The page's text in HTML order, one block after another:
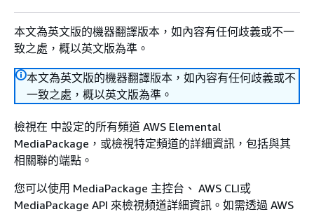
本文為英文版的機器翻譯版本，如內容有任何歧義或不一
致之處，概以英文版為準。
本文為英文版的機器翻譯版本，如內容有任何歧義或不
一致之處，概以英文版為準。
檢視在 中設定的所有頻道 AWS Elemental
MediaPackage，或檢視特定頻道的詳細資訊，包括與其
相關聯的端點。
您可以使用 MediaPackage 主控台、 AWS CLI或
MediaPackage API 來檢視頻道詳細資訊。如需透過 AWS